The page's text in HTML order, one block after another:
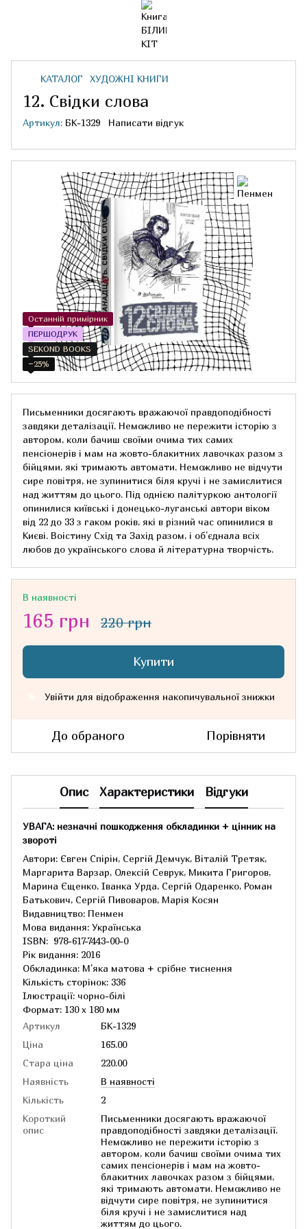
КАТАЛОГ ХУДОЖНІ КНИГИ
12. Свідки слова
Артикул: БК-1329 Написати відгук
Останній примірник
ПЕРШОДРУК
SEKOND BOOKS
−25%
Письменники досягають вражаючої правдоподібності
завдяки деталізації. Неможливо не пережити історію з
автором, коли бачиш своїми очима тих самих
пенсіонерів і мам на жовто-блакитних лавочках разом з
бійцями, які тримають автомати. Неможливо не відчути
сире повітря, не зупинитися біля кручі і не замислитися
над життям до цього. Під однією палітуркою антології
опинилися київські і донецько-луганські автори віком
від 22 до 33 з гаком років, які в різний час опинилися в
Києві. Воістину Схід та Захід разом, і об’єднала всіх
любов до українського слова й літературна творчість.
В наявності
165 грн 220 грн
Купити
Увійти для відображення накопичувальної знижки
До обраного Порівняти
Опис Характеристики Відгуки
УВАГА: незначні пошкодження обкладинки + цінник на
звороті
Автори: Євген Спірін, Сергій Демчук, Віталій Третяк,
Маргарита Варзар, Олексій Севрук, Микита Григоров,
Марина Єщенко, Іванка Урда, Сергій Одаренко, Роман
Батькович, Сергій Пивоваров, Марія Косян
Видавництво: Пенмен
Мова видання: Українська
ISBN: 978-617-7443-00-0
Рік видання: 2016
Обкладинка: М'яка матова + срібне тиснення
Кількість сторінок: 336
Ілюстрації: чорно-білі
Формат: 130 x 180 мм
Артикул
БК-1329
Ціна
165.00
Стара ціна
220.00
Наявність
В наявності
Кількість
2
Короткий
опис
Письменники досягають вражаючої
правдоподібності завдяки деталізації.
Неможливо не пережити історію з
автором, коли бачиш своїми очима тих
самих пенсіонерів і мам на жовто-
блакитних лавочках разом з бійцями,
які тримають автомати. Неможливо не
відчути сире повітря, не зупинитися
біля кручі і не замислитися над
життям до цього.